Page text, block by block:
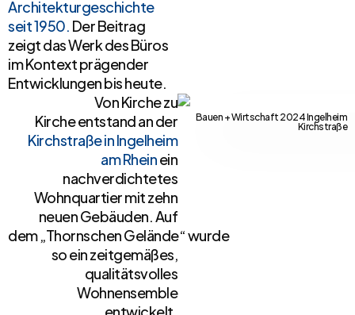
Architekturgeschichte
seit 1950. Der Beitrag
zeigt das Werk des Büros
im Kontext prägender
Entwicklungen bis heute.
Von Kirche zu
Kirche entstand an der
Kirchstraße in Ingelheim
am Rheinein
nachverdichtetes
Wohnquartier mit zehn
neuen Gebäuden. Auf
dem „Thornschen Gelände“ wurde
so ein zeitgemäßes,
qualitätsvolles
Wohnensemble
entwickelt.
Bauen + Wirtschaft 2024 Ingelheim
Kirchstraße